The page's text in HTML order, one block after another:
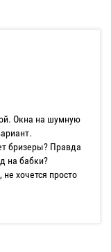
Окна на шумную
бризеры? Правда
на бабки?
хочется просто